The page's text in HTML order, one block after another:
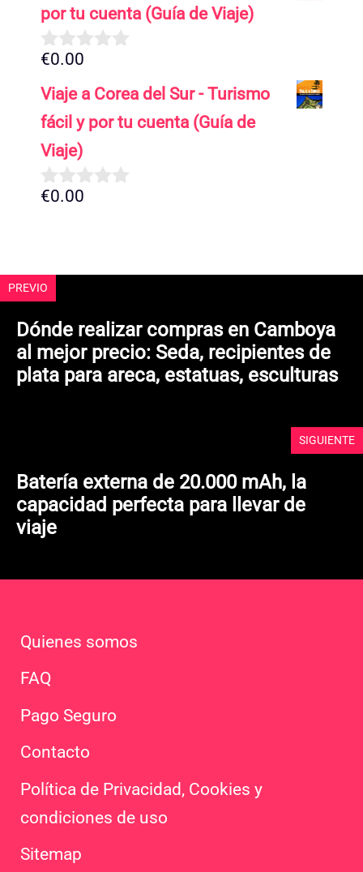
por tu cuenta (Guía de Viaje)
0
e
5
€0.00
Viaje a Corea del Sur - Turismo
fácil y por tu cuenta (Guía de
Viaje)
0
€0.00
PREVIO
Dónde realizar compras en Camboya
al mejor precio: Seda, recipientes de
plata para areca, estatuas, esculturas
SIGUIENTE
Batería externa de 20.000 mAh, la
capacidad perfecta para llevar de
viaje
Quienes somos
FAQ
Pago Seguro
Contacto
Política de Privacidad, Cookies y
condiciones de uso
Sitemap